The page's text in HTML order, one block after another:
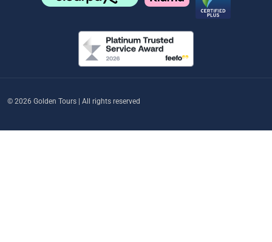
© 2026 Golden Tours | All rights reserved